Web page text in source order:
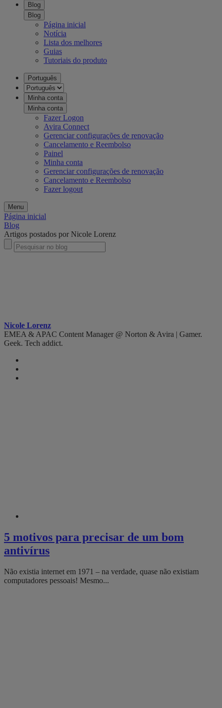
Blog
Blog
Página inicial
Notícia
Lista dos melhores
Guias
Tutoriais do produto
Português
Minha conta
Minha conta
Fazer Logon
Avira Connect
Gerenciar configurações de renovação
Cancelamento e Reembolso
Painel
Minha conta
Gerenciar configurações de renovação
Cancelamento e Reembolso
Fazer logout
Menu
Página inicial
Blog
Artigos postados por Nicole Lorenz
Nicole Lorenz
EMEA & APAC Content Manager @ Norton & Avira | Gamer.
Geek. Tech addict.
5 motivos para precisar de um bom
antivírus
Não existia internet em 1971 – na verdade, quase não existiam
computadores pessoais! Mesmo...